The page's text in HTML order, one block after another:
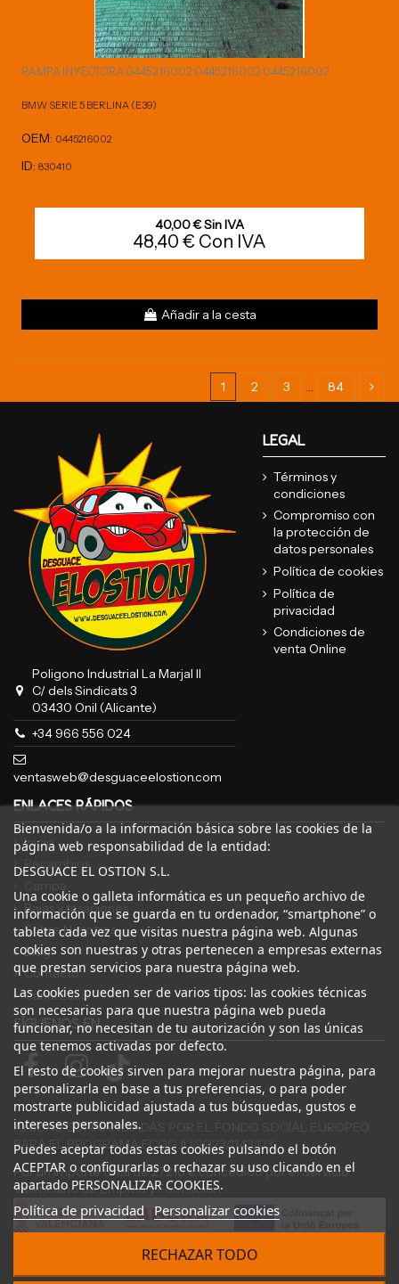
RAMPA INYECTORA 0445216002 0445216002 0445216002
BMW SERIE 5 BERLINA (E39)
OEM: 0445216002
ID: 830410
40,00 € Sin IVA
48,40 € Con IVA
Añadir a la cesta
1 2 3 84
Poligono Industrial La Marjal II
C/ dels Sindicats 3
03430 Onil (Alicante)
+34 966 556 024
ventasweb@desguaceelostion.com
LEGAL
Términos y
condiciones
Compromiso con
la protección de
datos personales
Política de cookies
Política de
privacidad
Condiciones de
venta Online
ENLACES RÁPIDOS
Inicio
Recambios
Bajas y tasaciones
Sobre Nosotros
Blog
Contacto
Canal Ético
Bienvenida/o a la información básica sobre las cookies de la
página web responsabilidad de la entidad:
DESGUACE EL OSTION S.L.
Una cookie o galleta informática es un pequeño archivo de
información que se guarda en tu ordenador, “smartphone” o
tableta cada vez que visitas nuestra página web. Algunas
cookies son nuestras y otras pertenecen a empresas externas
que prestan servicios para nuestra página web.
Las cookies pueden ser de varios tipos: las cookies técnicas
son necesarias para que nuestra página web pueda
funcionar, no necesitan de tu autorización y son las únicas
que tenemos activadas por defecto.
El resto de cookies sirven para mejorar nuestra página, para
personalizarla en base a tus preferencias, o para poder
mostrarte publicidad ajustada a tus búsquedas, gustos e
intereses personales.
Puedes aceptar todas estas cookies pulsando el botón
ACEPTAR o configurarlas o rechazar su uso clicando en el
apartado PERSONALIZAR COOKIES.
Política de privacidad Personalizar cookies
RECHAZAR TODO
SÍGUENOS EN
AYUDAS COFINANCIADAS POR EL FONDO SOCIAL EUROPEO
PARA EL PROGRAMA ECOGJU/2023/1143/03
Por un importe total de 27.216 € concedido por el Servicio
Valenciano de Empleo y Formación.